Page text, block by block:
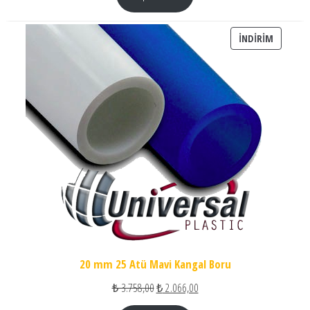
İNDIRIM
20 mm 25 Atü Mavi Kangal Boru
₺3.758,00Orijinal fiyat: ₺ 3.758,00.
₺2.066,00Şu andaki fiyat: ₺ 2.066,00.